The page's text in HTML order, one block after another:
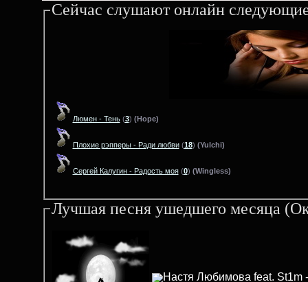
Сейчас слушают онлайн
Люмен - Тень (3) (Hope)
Плохие рэпперы - Ради любви (18) (Yulchi)
Сергей Калугин - Радость моя (0) (Wingless)
Лучшая песня ушедшего месяца
Настя Любимова feat.